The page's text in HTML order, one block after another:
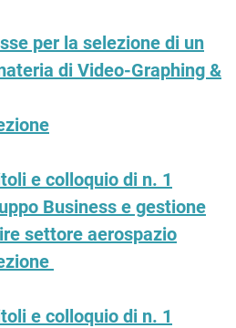
per la selezione di un
di Video-Graphing &
e colloquio di n. 1
Business e gestione
settore aerospazio
e colloquio di n. 1